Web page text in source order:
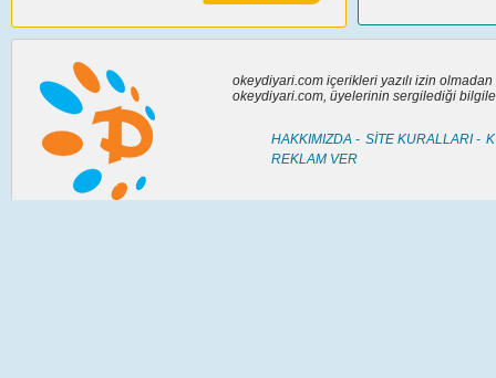
okeydiyari.com içerikleri yazılı izin
okeydiyari.com, üyelerinin sergilediği
HAKKIMIZDA - SİTE KURALLARI -
REKLAM VER